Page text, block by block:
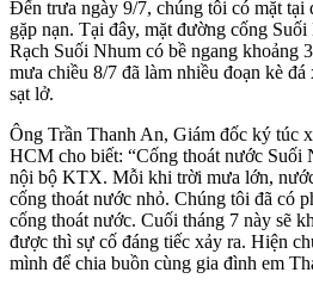
Đến trưa ngày 9/7, chúng tôi có mặt tại
gặp nạn. Tại đây, mặt đường cống
Rạch Suối Nhum có bề ngang khoảng
mưa chiều 8/7 đã làm nhiều đoạn kè
sạt lở.
Ông Trần Thanh An, Giám đốc ký túc
HCM cho biết: “Cống thoát nước Suối
nội bộ KTX. Mỗi khi trời mưa lớn,
cống thoát nước nhỏ. Chúng tôi đã có
cống thoát nước. Cuối tháng 7 này sẽ
được thì sự cố đáng tiếc xảy ra. Hiện
mình để chia buồn cùng gia đình em